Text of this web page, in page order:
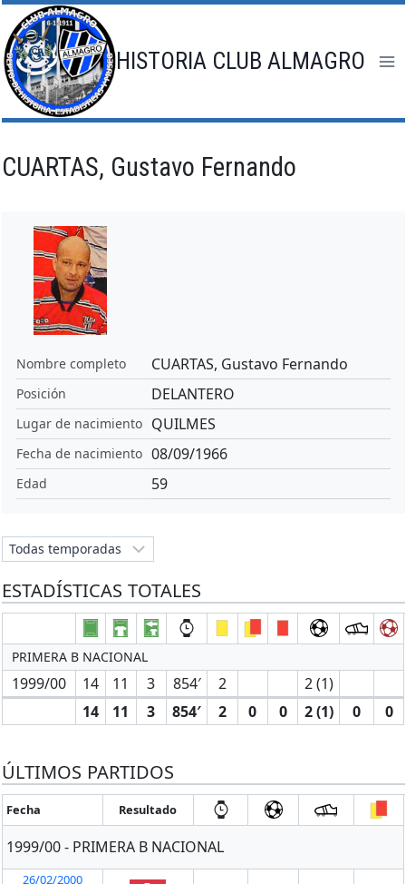
Saltar
al
contenido
HISTORIA CLUB ALMAGRO
CUARTAS, Gustavo Fernando
Nombre completo CUARTAS, Gustavo Fernando
Posición DELANTERO
Lugar de nacimiento QUILMES
Fecha de nacimiento 08/09/1966
Edad 59
ESTADÍSTICAS TOTALES
PRIMERA B NACIONAL
1999/00 14 11 3 854′ 2
2 (1)
14
11 3 854′ 2 0 0 2 (1) 0 0
ÚLTIMOS PARTIDOS
Fecha Resultado
1999/00 - PRIMERA B NACIONAL
26/02/2000